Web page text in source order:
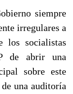
siempre
irregulares a
los socialistas
de abrir una
sobre este
una auditoría